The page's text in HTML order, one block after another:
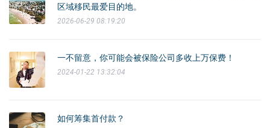
区域移民最爱目的地。
2026-06-29 08:19:20
一不留意，你可能会被保险公司多收上万保费！
2024-01-22 13:32:04
如何筹集首付款？